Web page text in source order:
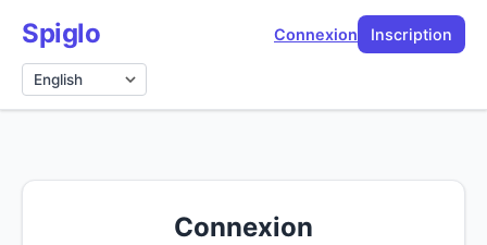
Spiglo Connexion Inscription
Langue
Connexion